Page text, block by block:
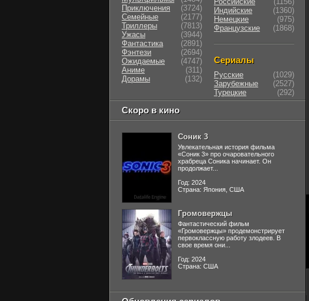
Приключения
(3724)
Семейные
(2177)
Триллеры
(7813)
Ужасы
(3944)
Фантастика
(2891)
Фэнтези
(2694)
Ожидаемые
(4747)
Аниме
(311)
Дорамы
(132)
Индийские
(1360)
Немецкие
(975)
Французские
(1868)
Сериалы
Русские
(1029)
Зарубежные
(2527)
Турецкие
(292)
Скоро в кино
Соник 3
Увлекательная история фильма
«Соник 3» про очаровательного
храбреца Соника начинает. Он
продолжает...
Год: 2024
Страна: Япония, США
Громовержцы
Фантастический фильм
«Громовержцы» продемонстрирует
первоклассную работу злодеев. В
свое время они...
Год: 2024
Страна: США